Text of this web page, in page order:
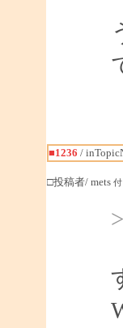
■1236 /
□投稿者/ mets